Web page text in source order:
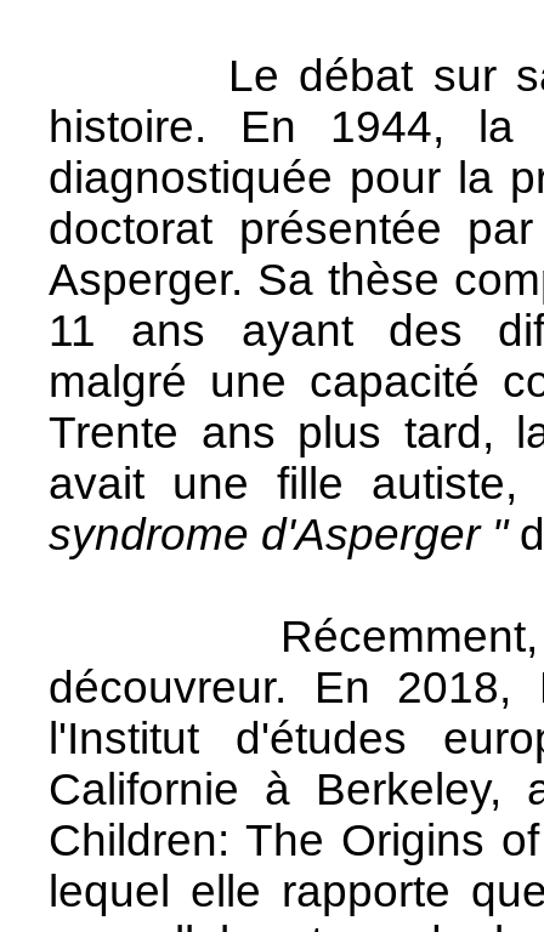
Le débat sur sa
histoire. En 1944, la
diagnostiquée pour la
doctorat présentée
Asperger. Sa thèse
11 ans ayant des
malgré une capacité
Trente ans plus tard,
avait une fille
syndrome d'Asperger "
Récemment, un
découvreur. En 2018,
l'Institut d'études
Californie à Berkeley,
Children: The Origins
lequel elle rapporte